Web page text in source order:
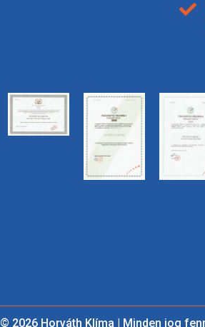

© 2026 Horváth Klíma | Minden jog